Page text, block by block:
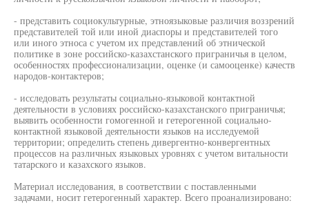
- представить социокультурные, этноязыковые различия воззрений
представителей той или иной диаспоры и представителей того
или иного этноса с учетом их представлений об этнической
политике в зоне российско-казахстанского приграничья в целом,
особенностях профессионализации, оценке (и самооценке) качеств
народов-контактеров;
- исследовать результаты социально-языковой контактной
деятельности в условиях российско-казахстанского приграничья;
выявить особенности гомогенной и гетерогенной социально-
контактной языковой деятельности языков на исследуемой
территории; определить степень дивергентно-конвергентных
процессов на различных языковых уровнях с учетом витальности
татарского и казахского языков.
Материал исследования, в соответствии с поставленными
задачами, носит гетерогенный характер. Всего проанализировано: